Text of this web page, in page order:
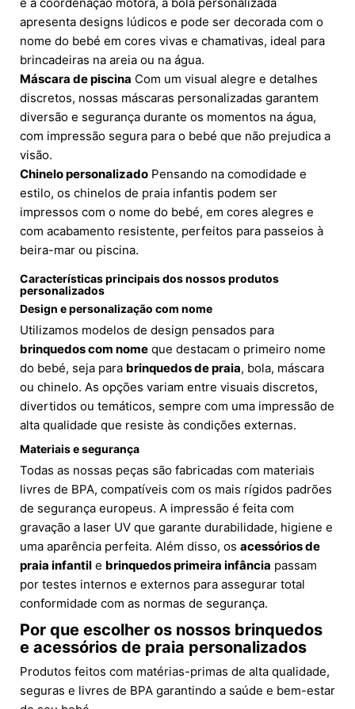
apresenta designs lúdicos e pode ser decorada com o
nome do bebé em cores vivas e chamativas, ideal para
brincadeiras na areia ou na água.
Máscara de piscina Com um visual alegre e detalhes
discretos, nossas máscaras personalizadas garantem
diversão e segurança durante os momentos na água,
com impressão segura para o bebé que não prejudica a
visão.
Chinelo personalizado Pensando na comodidade e
estilo, os chinelos de praia infantis podem ser
impressos com o nome do bebé, em cores alegres e
com acabamento resistente, perfeitos para passeios à
beira-mar ou piscina.
Características principais dos nossos produtos
personalizados
Design e personalização com nome
Utilizamos modelos de design pensados para
brinquedos com nome que destacam o primeiro nome
do bebé, seja para brinquedos de praia, bola, máscara
ou chinelo. As opções variam entre visuais discretos,
divertidos ou temáticos, sempre com uma impressão de
alta qualidade que resiste às condições externas.
Materiais e segurança
Todas as nossas peças são fabricadas com materiais
livres de BPA, compatíveis com os mais rígidos padrões
de segurança europeus. A impressão é feita com
gravação a laser UV que garante durabilidade, higiene e
uma aparência perfeita. Além disso, os acessórios de
praia infantil e brinquedos primeira infância passam
por testes internos e externos para assegurar total
conformidade com as normas de segurança.
Por que escolher os nossos brinquedos
e acessórios de praia personalizados
Produtos feitos com matérias-primas de alta qualidade,
seguras e livres de BPA garantindo a saúde e bem-estar